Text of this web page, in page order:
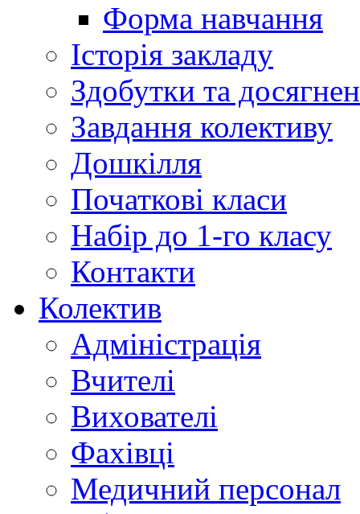
Форма навчання
Історія закладу
Здобутки та
Завдання колективу
Дошкілля
Початкові класи
Набір до 1-го класу
Контакти
Колектив
Адміністрація
Вчителі
Вихователі
Фахівці
Медичний персонал